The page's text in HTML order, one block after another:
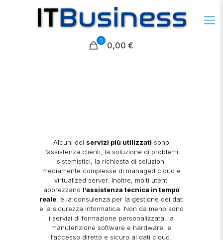
0 0,00 €
Alcuni dei servizi più utilizzati sono
l’assistenza clienti, la soluzione di problemi
sistemistici, la richiesta di soluzioni
mediamente complesse di managed cloud e
virtualized server. Inoltre, molti utenti
apprezzano l’assistenza tecnica in tempo
reale, e la consulenza per la gestione dei dati
e la sicurezza informatica. Non da meno sono
i servizi di formazione personalizzata, la
manutenzione software e hardware, e
l’accesso diretto e sicuro ai dati cloud.